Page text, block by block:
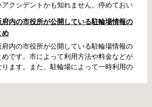
アクシデントかも知れません。停めておい
なんてことになってしまうかも知れませ
そんな時に役立つ情報をまとめました。事
確認しておきましょう。 守口市で撤去され
合 放置自転車大日保管所 住所 守口市大日
目281の3番地 電話 06-6902-2340（業務
府内の市役所が公開している駐輪場情報の
め
府内の市役所が公開している駐輪場情報の
めです。市によって利用方法や料金などが
ります。また、駐輪場によって一時利用の